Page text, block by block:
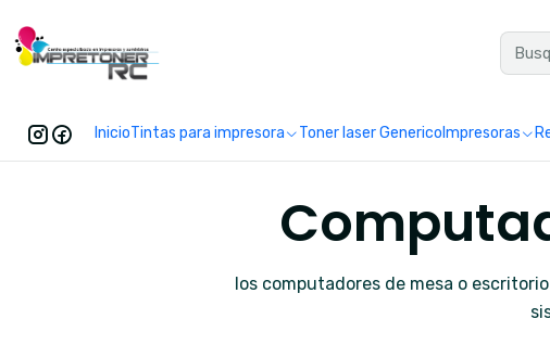
InicioTintas para impresora Toner laser Generico Impresoras
los computadores de mesa o